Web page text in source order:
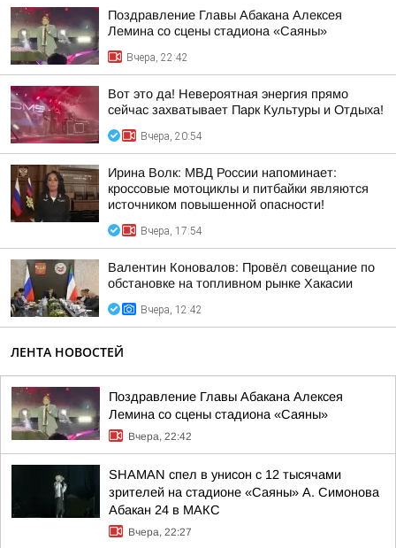
Поздравление Главы Абакана Алексея
Лемина со сцены стадиона «Саяны»
Вчера, 22:42
Вот это да! Невероятная энергия прямо
сейчас захватывает Парк Культуры и Отдыха!
Вчера, 20:54
Ирина Волк: МВД России напоминает:
кроссовые мотоциклы и питбайки являются
источником повышенной опасности!
Вчера, 17:54
Валентин Коновалов: Провёл совещание по
обстановке на топливном рынке Хакасии
Вчера, 12:42
ЛЕНТА НОВОСТЕЙ
Поздравление Главы Абакана Алексея
Лемина со сцены стадиона «Саяны»
Вчера, 22:42
SHAMAN спел в унисон с 12 тысячами
зрителей на стадионе «Саяны» А. Симонова
Абакан 24 в МАКС
Вчера, 22:27